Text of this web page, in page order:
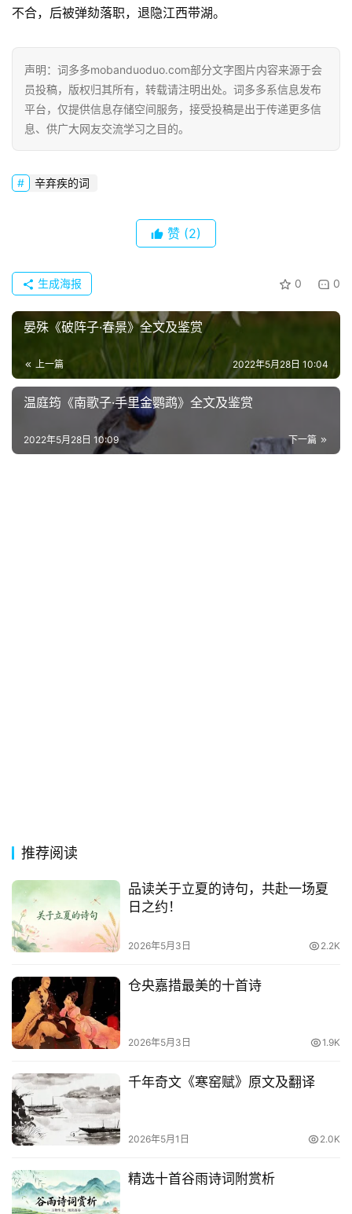
经
词
今
词
词
网
络
词
影
台
注册
不合，后被弹劾落职，退隐江西带湖。
声明：词多多mobanduoduo.com部分文字图片内容来源于会
员投稿，版权归其所有，转载请注明出处。词多多系信息发布
平台，仅提供信息存储空间服务，接受投稿是出于传递更多信
息、供广大网友交流学习之目的。
辛弃疾的词
赞 (2)
0 0
生成海报
晏殊《破阵子·春景》全文及鉴赏
上一篇 2022年5月28日 10:04
温庭筠《南歌子·手里金鹦鹉》全文及鉴赏
下一篇
2022年5月28日 10:09
推荐阅读
品读关于立夏的诗句，共赴一场夏
日之约！
2026年5月3日 2.2K
仓央嘉措最美的十首诗
2026年5月3日 1.9K
千年奇文《寒窑赋》原文及翻译
2026年5月1日 2.0K
精选十首谷雨诗词附赏析